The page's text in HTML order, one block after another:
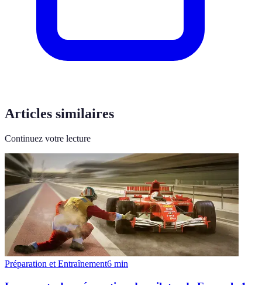
Articles similaires
Continuez votre lecture
Préparation et Entraînement6 min